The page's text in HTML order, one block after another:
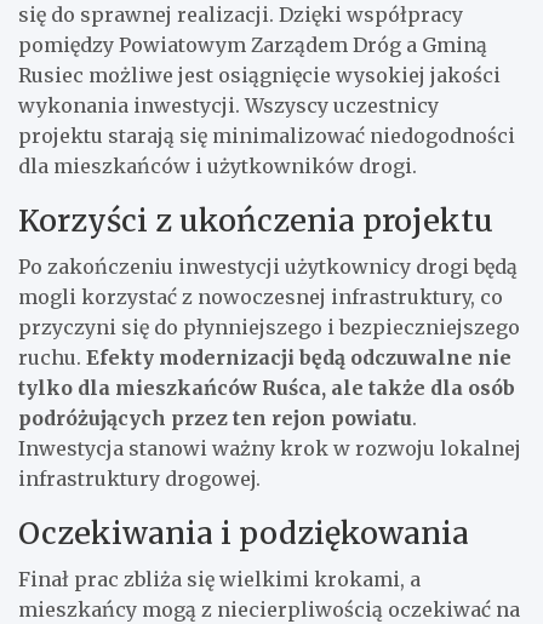
się do sprawnej realizacji. Dzięki współpracy
pomiędzy Powiatowym Zarządem Dróg a Gminą
Rusiec możliwe jest osiągnięcie wysokiej jakości
wykonania inwestycji. Wszyscy uczestnicy
projektu starają się minimalizować niedogodności
dla mieszkańców i użytkowników drogi.
Korzyści z ukończenia projektu
Po zakończeniu inwestycji użytkownicy drogi będą
mogli korzystać z nowoczesnej infrastruktury, co
przyczyni się do płynniejszego i bezpieczniejszego
ruchu. Efekty modernizacji będą odczuwalne nie
tylko dla mieszkańców Ruśca, ale także dla osób
podróżujących przez ten rejon powiatu.
Inwestycja stanowi ważny krok w rozwoju lokalnej
infrastruktury drogowej.
Oczekiwania i podziękowania
Finał prac zbliża się wielkimi krokami, a
mieszkańcy mogą z niecierpliwością oczekiwać na